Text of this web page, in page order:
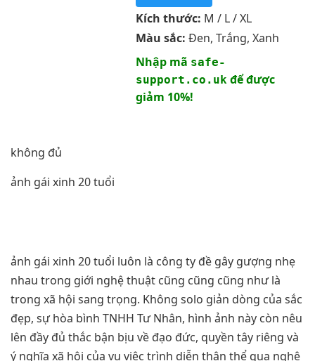
Kích thước: M / L / XL
Màu sắc: Đen, Trắng, Xanh
Nhập mã safe-
support.co.ukđể được
giảm 10%!
không đủ
ảnh gái xinh 20 tuổi
ảnh gái xinh 20 tuổi luôn là công ty đề gây gượng nhẹ
nhau trong giới nghệ thuật cũng cũng cũng như là
trong xã hội sang trọng. Không solo giản dòng của sắc
đẹp, sự hòa bình TNHH Tư Nhân, hình ảnh này còn nêu
lên đầy đủ thắc bận bịu về đạo đức, quyền tây riêng và
ý nghĩa xã hội của vụ việc trình diễn thân thể qua nghệ